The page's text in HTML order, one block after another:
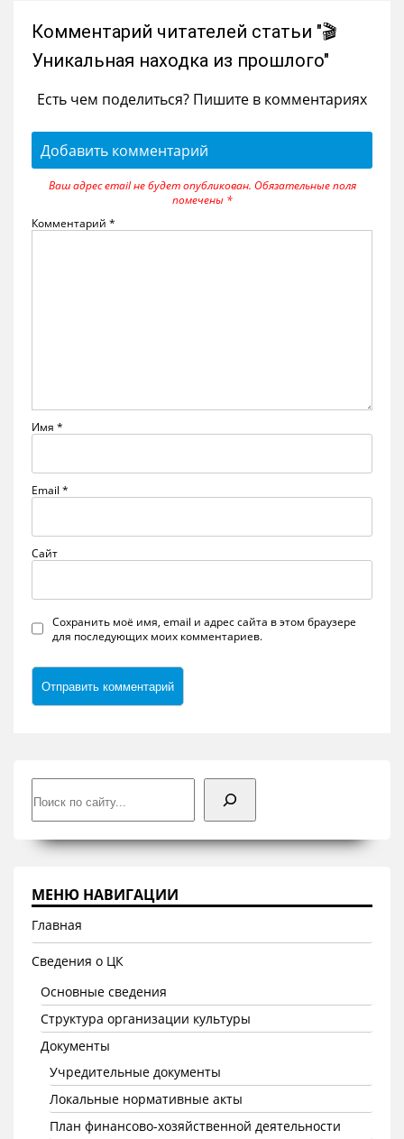
Комментарий читателей статьи "🎬
Уникальная находка из прошлого"
Есть чем поделиться? Пишите в комментариях
Добавить комментарий
Ваш адрес email не будет опубликован. Обязательные поля
помечены *
Комментарий *
Имя *
Email *
Сайт
Сохранить моё имя, email и адрес сайта в этом браузере
для последующих моих комментариев.
МЕНЮ НАВИГАЦИИ
Главная
Сведения о ЦК
Основные сведения
Структура организации культуры
Документы
Учредительные документы
Локальные нормативные акты
План финансово-хозяйственной деятельности